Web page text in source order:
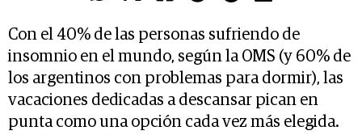
Con el 40% de las personas sufriendo de
insomnio en el mundo, según la OMS (y 60% de
los argentinos con problemas para dormir), las
vacaciones dedicadas a descansar pican en
punta como una opción cada vez más elegida.